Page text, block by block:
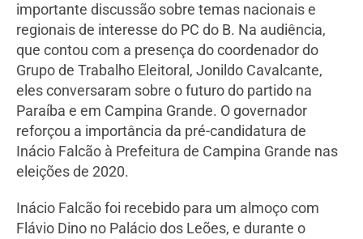
importante discussão sobre temas nacionais e
regionais de interesse do PC do B. Na audiência,
que contou com a presença do coordenador do
Grupo de Trabalho Eleitoral, Jonildo Cavalcante,
eles conversaram sobre o futuro do partido na
Paraíba e em Campina Grande. O governador
reforçou a importância da pré-candidatura de
Inácio Falcão à Prefeitura de Campina Grande nas
eleições de 2020.
Inácio Falcão foi recebido para um almoço com
Flávio Dino no Palácio dos Leões, e durante o